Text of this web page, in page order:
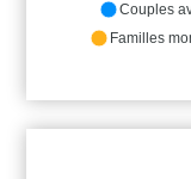
Couples
Familles